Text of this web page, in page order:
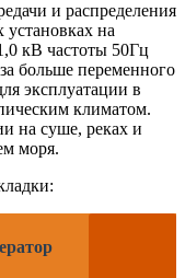
и распределения
установках на
кВ частоты 50Гц
больше переменного
эксплуатации в
климатом.
на суше, реках и
моря.